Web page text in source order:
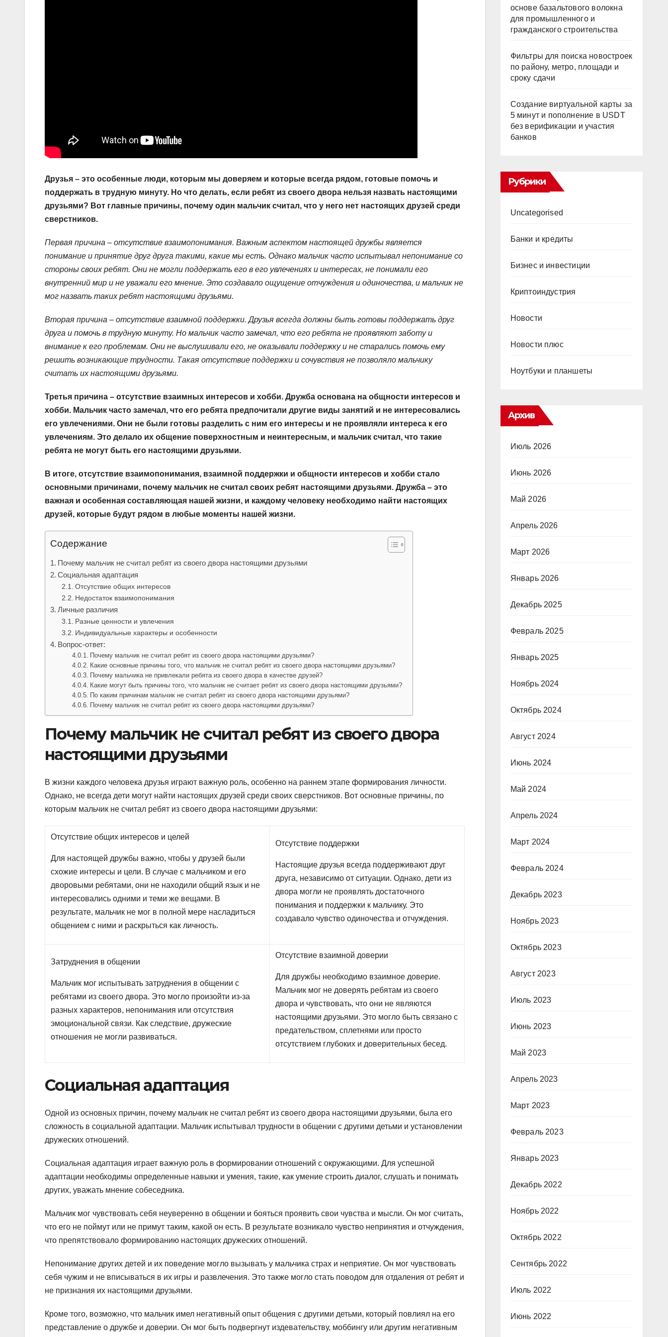
Друзья – это особенные люди, которым мы доверяем и которые всегда рядом, готовые помочь и
поддержать в трудную минуту. Но что делать, если ребят из своего двора нельзя назвать настоящими
друзьями? Вот главные причины, почему один мальчик считал, что у него нет настоящих друзей среди
сверстников.
Первая причина – отсутствие взаимопонимания. Важным аспектом настоящей дружбы является
понимание и принятие друг друга такими, какие мы есть. Однако мальчик часто испытывал непонимание со
стороны своих ребят. Они не могли поддержать его в его увлечениях и интересах, не понимали его
внутренний мир и не уважали его мнение. Это создавало ощущение отчуждения и одиночества, и мальчик не
мог назвать таких ребят настоящими друзьями.
Вторая причина – отсутствие взаимной поддержки. Друзья всегда должны быть готовы поддержать друг
друга и помочь в трудную минуту. Но мальчик часто замечал, что его ребята не проявляют заботу и
внимание к его проблемам. Они не выслушивали его, не оказывали поддержку и не старались помочь ему
решить возникающие трудности. Такая отсутствие поддержки и сочувствия не позволяло мальчику
считать их настоящими друзьями.
Третья причина – отсутствие взаимных интересов и хобби. Дружба основана на общности интересов и
хобби. Мальчик часто замечал, что его ребята предпочитали другие виды занятий и не интересовались
его увлечениями. Они не были готовы разделить с ним его интересы и не проявляли интереса к его
увлечениям. Это делало их общение поверхностным и неинтересным, и мальчик считал, что такие
ребята не могут быть его настоящими друзьями.
В итоге, отсутствие взаимопонимания, взаимной поддержки и общности интересов и хобби стало
основными причинами, почему мальчик не считал своих ребят настоящими друзьями. Дружба – это
важная и особенная составляющая нашей жизни, и каждому человеку необходимо найти настоящих
друзей, которые будут рядом в любые моменты нашей жизни.
Содержание
Почему мальчик не считал ребят из своего двора настоящими друзьями
Социальная адаптация
Отсутствие общих интересов
Недостаток взаимопонимания
Личные различия
Разные ценности и увлечения
Индивидуальные характеры и особенности
Вопрос-ответ:
Почему мальчик не считал ребят из своего двора настоящими друзьями?
Какие основные причины того, что мальчик не считал ребят из своего двора настоящими друзьями?
Почему мальчика не привлекали ребята из своего двора в качестве друзей?
Какие могут быть причины того, что мальчик не считает ребят из своего двора настоящими друзьями?
По каким причинам мальчик не считал ребят из своего двора настоящими друзьями?
Почему мальчик не считал ребят из своего двора настоящими друзьями?
Почему мальчик не считал ребят из своего двора
настоящими друзьями
В жизни каждого человека друзья играют важную роль, особенно на раннем этапе формирования личности.
Однако, не всегда дети могут найти настоящих друзей среди своих сверстников. Вот основные причины, по
которым мальчик не считал ребят из своего двора настоящими друзьями:
Отсутствие общих интересов и целей
Для настоящей дружбы важно, чтобы у друзей были
схожие интересы и цели. В случае с мальчиком и его
дворовыми ребятами, они не находили общий язык и не
интересовались одними и теми же вещами. В
результате, мальчик не мог в полной мере насладиться
общением с ними и раскрыться как личность.
Отсутствие поддержки
Настоящие друзья всегда поддерживают друг
друга, независимо от ситуации. Однако, дети из
двора могли не проявлять достаточного
понимания и поддержки к мальчику. Это
создавало чувство одиночества и отчуждения.
Затруднения в общении
Мальчик мог испытывать затруднения в общении с
ребятами из своего двора. Это могло произойти из-за
разных характеров, непонимания или отсутствия
эмоциональной связи. Как следствие, дружеские
отношения не могли развиваться.
Отсутствие взаимной доверии
Для дружбы необходимо взаимное доверие.
Мальчик мог не доверять ребятам из своего
двора и чувствовать, что они не являются
настоящими друзьями. Это могло быть связано с
предательством, сплетнями или просто
отсутствием глубоких и доверительных бесед.
Социальная адаптация
Одной из основных причин, почему мальчик не считал ребят из своего двора настоящими друзьями, была его
сложность в социальной адаптации. Мальчик испытывал трудности в общении с другими детьми и установлении
дружеских отношений.
Социальная адаптация играет важную роль в формировании отношений с окружающими. Для успешной
адаптации необходимы определенные навыки и умения, такие, как умение строить диалог, слушать и понимать
других, уважать мнение собеседника.
Мальчик мог чувствовать себя неуверенно в общении и бояться проявить свои чувства и мысли. Он мог считать,
что его не поймут или не примут таким, какой он есть. В результате возникало чувство непринятия и отчуждения,
что препятствовало формированию настоящих дружеских отношений.
Непонимание других детей и их поведение могло вызывать у мальчика страх и неприятие. Он мог чувствовать
себя чужим и не вписываться в их игры и развлечения. Это также могло стать поводом для отдаления от ребят и
не признания их настоящими друзьями.
Кроме того, возможно, что мальчик имел негативный опыт общения с другими детьми, который повлиял на его
представление о дружбе и доверии. Он мог быть подвергнут издевательству, моббингу или другим негативным
основе базальтового волокна
для промышленного и
гражданского строительства
Фильтры для поиска новостроек
по району, метро, площади и
сроку сдачи
Создание виртуальной карты за
5 минут и пополнение в USDT
без верификации и участия
банков
Рубрики
Uncategorised
Банки и кредиты
Бизнес и инвестиции
Криптоиндустрия
Новости
Новости плюс
Ноутбуки и планшеты
Архив
Июль 2026
Июнь 2026
Май 2026
Апрель 2026
Март 2026
Январь 2026
Декабрь 2025
Февраль 2025
Январь 2025
Ноябрь 2024
Октябрь 2024
Август 2024
Июнь 2024
Май 2024
Апрель 2024
Март 2024
Февраль 2024
Декабрь 2023
Ноябрь 2023
Октябрь 2023
Август 2023
Июль 2023
Июнь 2023
Май 2023
Апрель 2023
Март 2023
Февраль 2023
Январь 2023
Декабрь 2022
Ноябрь 2022
Октябрь 2022
Сентябрь 2022
Июль 2022
Июнь 2022